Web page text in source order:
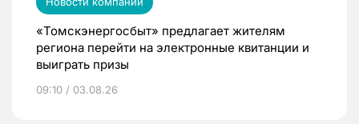
«Томскэнергосбыт» предлагает жителям
региона перейти на электронные квитанции и
выиграть призы
09:10 / 03.08.26